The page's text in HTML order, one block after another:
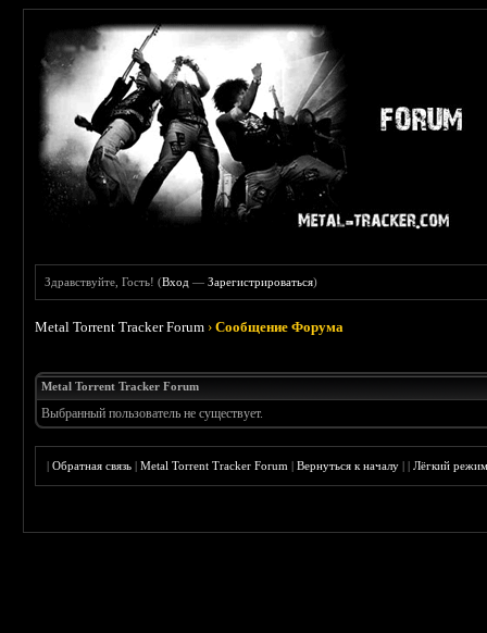
Здравствуйте, Гость! (Вход —Зарегистрироваться)
Metal Torrent Tracker Forum ›Сообщение Форума
Metal Torrent Tracker Forum
Выбранный пользователь не существует.
|Обратная связь |Metal Torrent Tracker Forum |Вернуться к началу ||Лёгкий